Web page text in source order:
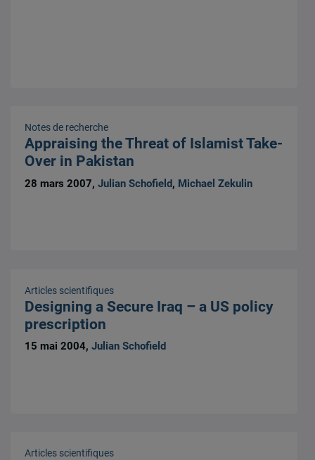
Notes de recherche
Appraising the Threat of Islamist Take-
Over in Pakistan
28 mars 2007,Julian Schofield, Michael Zekulin
Articles scientifiques
Designing a Secure Iraq – a US policy
prescription
15 mai 2004,Julian Schofield
Articles scientifiques